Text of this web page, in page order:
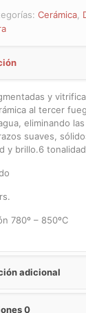
Cerámica,
y
al tercer
eliminando
suaves,
y brillo.6
780º – 850ºC
adicional
0